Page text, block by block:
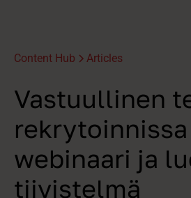
Content Hub Articles
Vastuullinen
rekrytoinnissa
webinaari ja
tiivistelmä